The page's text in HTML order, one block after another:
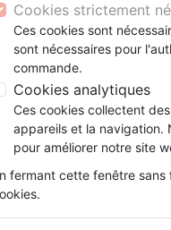
Testaments
Couple
ansLatino, Folk
Soul
animés
conférences
Méditations
Auteur :
Référence
Description
Cookies strictement
Ces cookies sont
sont nécessaires pour
commande.
Cookies analytiques
Ces cookies collectent
appareils et la navigation.
pour améliorer notre site
fermant cette fenêtre